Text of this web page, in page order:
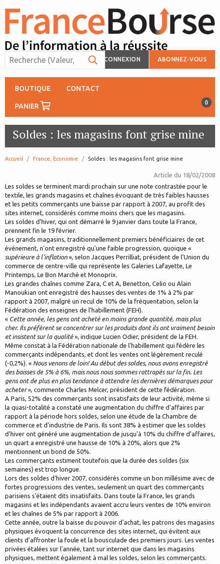
CONNEXION ABONNEZ-VOUS
BOUTIQUE CONTACT
PANIER 0
Soldes : les magasins font grise mine
Accueil France, Economie page:
Soldes : les magasins font grise mine
Article du 18/02/2008
Les soldes se terminent mardi prochain sur une note contrastée pour le
textile, les grands magasins et chaînes évoquant de très faibles hausses
et les petits commerçants une baisse par rapport à 2007, au profit des
sites internet, considérés comme moins chers que les magasins.
Les soldes d'hiver, qui ont démarré le 9 janvier dans toute la France,
prennent fin le 19 février.
Les grands magasins, traditionnellement premiers bénéficiaires de cet
événement, n'ont enregistré qu'une faible progression, quoique «
supérieure à l'inflation», selon Jacques Perrilliat, président de l'Union du
commerce de centre-ville qui représente les Galeries Lafayette, Le
Printemps, Le Bon Marché et Monoprix.
Les grandes chaînes comme Zara, C et A, Benetton, Celio ou Alain
Manoukian ont enregistré des hausses des ventes de 1% à 2% par
rapport à 2007, malgré un recul de 10% de la fréquentation, selon la
Fédération des enseignes de l'habillement (FEH).
« Cette année, les gens ont acheté en moins grande quantité, mais plus
cher. Ils préfèrent se concentrer sur les produits dont ils ont vraiment besoin
et insistent sur la qualité», indique Lucien Odier, président de la FEH.
Même constat à la Fédération nationale de l'habillement qui fédère les
commerçants indépendants, et dont les ventes ont légèrement reculé
(-0,2%). « Nous venons de loin! Au début des soldes, nous avons enregistré
des baisses de 5% à 6%, mais nous nous sommes rattrapés sur la fin. Les
gens ont de plus en plus tendance à attendre les dernières démarques pour
acheter», commente Charles Melcer, président de cette fédération.
A Paris, 52% des commerçants sont insatisfaits de leur activité, même si
la quasi-totalité a constaté une augmentation du chiffre d'affaires par
rapport à la période hors soldes, selon une étude de la Chambre de
commerce et d'industrie de Paris. Ils sont 38% à estimer que les soldes
d'hiver ont généré une augmentation de jusqu'à 10% du chiffre d'affaires,
un quart a enregistré une hausse de 10% à 20%, alors que 2%
mentionnent un bond de 50%.
Les commerçants estiment toutefois que la durée des soldes (six
semaines) est trop longue.
Lors des soldes d'hiver 2007, considérés comme un bon millésime avec de
fortes progressions des ventes, seulement un quart des commerçants
parisiens s'étaient dits insatisfaits. Dans toute la France, les grands
magasins et les indépendants avaient accru leurs ventes de 10% environ
et les chaînes de 5% par rapport à 2006.
Cette année, outre la baisse du pouvoir d'achat, les patrons des magasins
physiques évoquent la concurrence des sites internet, qui évitent aux
clients d'affronter la foule et la bousculade des premiers jours. Les ventes
privées étalées sur l'année, tant sur internet que dans les magasins
physiques, mettent également à mal les soldes, selon les commerçants.